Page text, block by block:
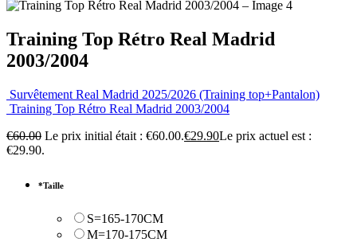
Training Top Rétro Real Madrid
2003/2004
Survêtement Real Madrid 2025/2026 (Training top+Pantalon)
Training Top Rétro Real Madrid 2003/2004
€60.00 Le prix initial était : €60.00.€29.90Le prix actuel est :
€29.90.
*Taille
S=165-170CM
M=170-175CM